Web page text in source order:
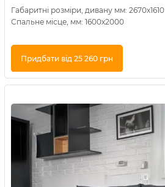
Габаритні розміри, дивану мм: 2670х1610
Спальне місце, мм: 1600х2000
Придбати від 25 260 грн
Купити в 1 клік